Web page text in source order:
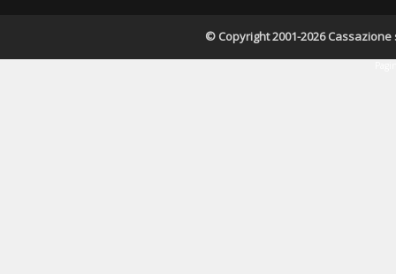
© Copyright 2001-2026 Cassazione